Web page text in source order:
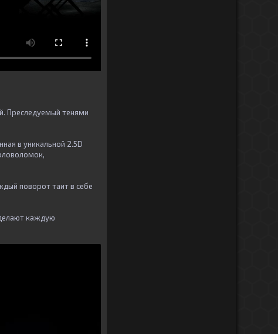
Преследуемый тенями
в уникальной 2.5D
поворот таит в себе
каждую